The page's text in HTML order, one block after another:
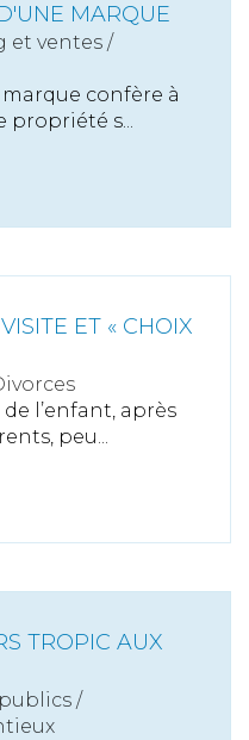
MARQUE
et ventes /
confère à
s...
ET « CHOIX
l’enfant, après
peu...
TROPIC AUX
/